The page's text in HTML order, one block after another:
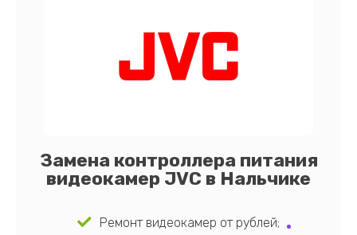
Замена контроллера питания
видеокамер JVC в Нальчике
Ремонт видеокамер от рублей;